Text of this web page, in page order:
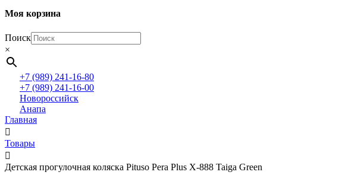
Моя корзина
Поиск
×
+7 (989) 241-16-80
+7 (989) 241-16-00
Новороссийск
Анапа
Главная
Товары
Детская прогулочная коляска Pituso Pera Plus X-888 Taiga Green